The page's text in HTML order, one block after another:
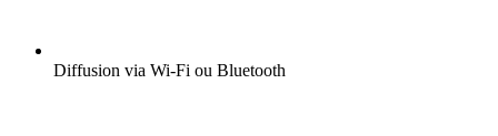
Diffusion via Wi-Fi ou Bluetooth